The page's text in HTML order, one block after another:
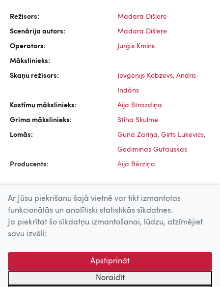
Režisors: Madara Dišlere
Scenārija autors: Madara Dišlere
Operators: Jurģis Kmins
Mākslinieks:
Skaņu režisors: Jevgeņijs Kobzevs, Andris
Indāns
Kostīmu mākslinieks: Aija Strazdiņa
Grima mākslinieks: Stīna Skulme
Lomās: Guna Zariņa, Ģirts Lukevics,
Gediminas Gutauskas
Producents: Aija Bērziņa
Uz augšu
© 2026 Nacionālais Kino centrs, Kultūras informācijas sistēmu
centrs. Sadarbības partneris: Latvijas Valsts
kinofotofonodokumentu arhīvs.
Ar Jūsu piekrišanu šajā vietnē var tikt izmantotas
funkcionālās un analītiski statistikās sīkdatnes.
Ja piekrītat šo sīkdatņu izmantošanai, lūdzu, atzīmējiet
savu izvēli:
Apstiprināt
Noraidīt